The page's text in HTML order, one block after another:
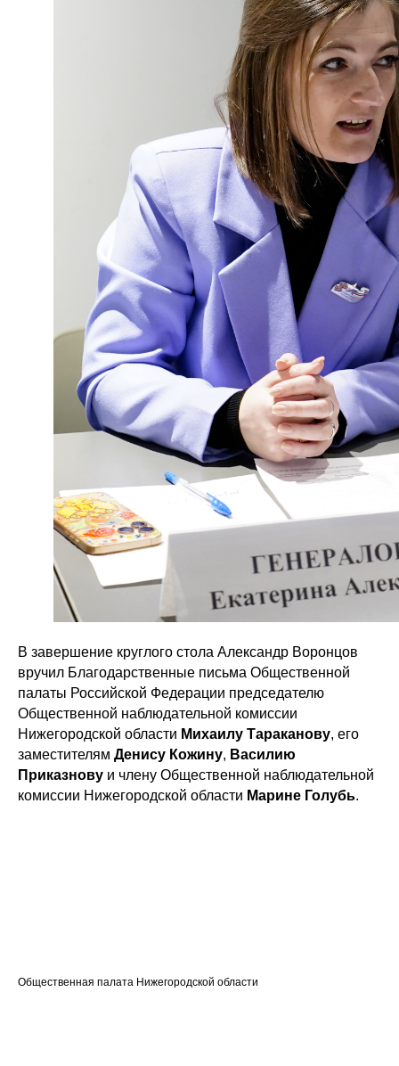
В завершение круглого стола Александр Воронцов
вручил Благодарственные письма Общественной
палаты Российской Федерации председателю
Общественной наблюдательной комиссии
Нижегородской области Михаилу Тараканову, его
заместителям Денису Кожину, Василию
Приказнову и члену Общественной наблюдательной
комиссии Нижегородской области Марине Голубь.
Общественная палата Нижегородской области